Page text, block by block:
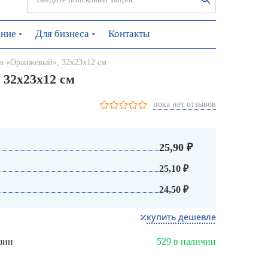
Для бизнеса Контакты
«Оранжевый», 32х23х12 см
см
пока нет отзывов
25,90 ₽
25,10 ₽
24,50 ₽
купить дешевле
529 в наличии